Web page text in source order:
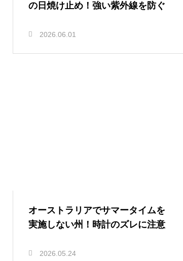
の日焼け止め！強い紫外線を防ぐ
2026.06.01
オーストラリアでサマータイムを
実施しない州！時計のズレに注意
2026.05.24